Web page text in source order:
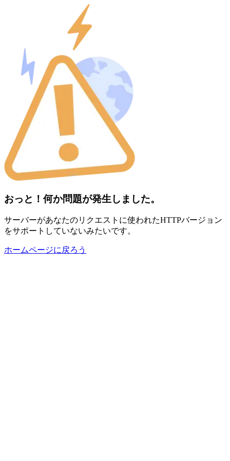
おっと！何か問題が発生しました。
サーバーがあなたのリクエストに使われたHTTPバージョン
をサポートしていないみたいです。
ホームページに戻ろう